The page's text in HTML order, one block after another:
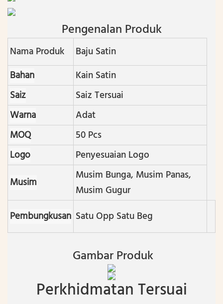
Pengenalan Produk
Nama Produk
Baju Satin
Bahan
Kain Satin
Saiz
Saiz Tersuai
Warna
Adat
MOQ
50 Pcs
Logo
Penyesuaian Logo
Musim
Musim Bunga, Musim Panas,
Musim Gugur
Pembungkusan Satu Opp Satu Beg
Gambar Produk
Perkhidmatan Tersuai